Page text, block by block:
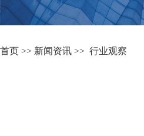
首页 >> 新闻资讯 >> 行业观察